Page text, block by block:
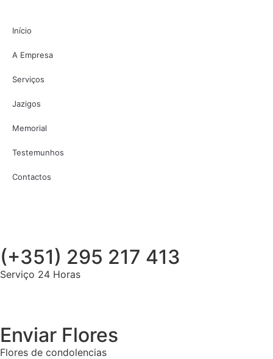
Início
A Empresa
Serviços
Jazigos
Memorial
Testemunhos
Contactos
(+351) 295 217 413
Serviço 24 Horas
Enviar Flores
Flores de condolencias